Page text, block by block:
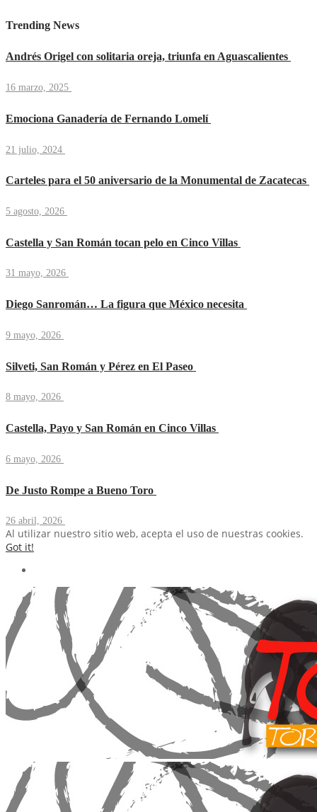
Trending News
Andrés Origel con solitaria oreja, triunfa en Aguascalientes
16 marzo, 2025
Emociona Ganadería de Fernando Lomelí
21 julio, 2024
Carteles para el 50 aniversario de la Monumental de Zacatecas
5 agosto, 2026
Castella y San Román tocan pelo en Cinco Villas
31 mayo, 2026
Diego Sanromán… La figura que México necesita
9 mayo, 2026
Silveti, San Román y Pérez en El Paseo
8 mayo, 2026
Castella, Payo y San Román en Cinco Villas
6 mayo, 2026
De Justo Rompe a Bueno Toro
26 abril, 2026
Al utilizar nuestro sitio web, acepta el uso de nuestras cookies.
Got it!